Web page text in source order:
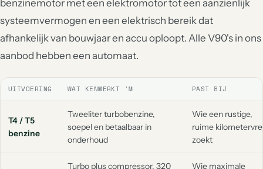
benzinemotor met een elektromotor tot een aanzienlijk
systeemvermogen en een elektrisch bereik dat
afhankelijk van bouwjaar en accu oploopt. Alle V90's in ons
aanbod hebben een automaat.
UITVOERING WAT KENMERKT 'M PAST BIJ
T4 / T5
benzine
Tweeliter turbobenzine,
soepel en betaalbaar in
onderhoud
Wie een rustige,
ruime
zoekt
Turbo plus compressor, 320
Wie maximale